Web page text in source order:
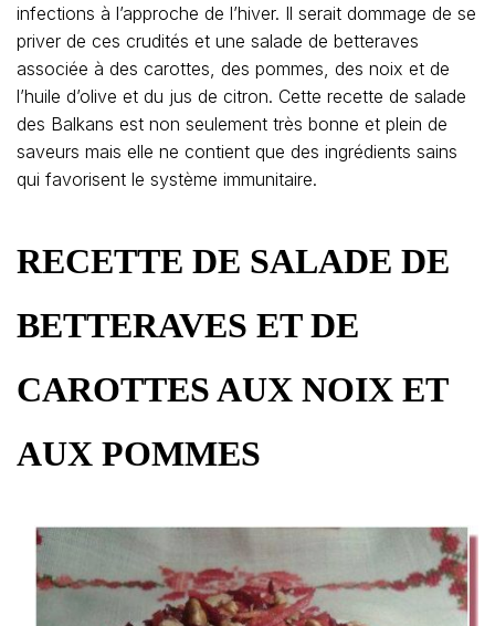
infections à l’approche de l’hiver. Il serait dommage de se
priver de ces crudités et une salade de betteraves
associée à des carottes, des pommes, des noix et de
l’huile d’olive et du jus de citron. Cette recette de salade
des Balkans est non seulement très bonne et plein de
saveurs mais elle ne contient que des ingrédients sains
qui favorisent le système immunitaire.
RECETTE DE SALADE DE
BETTERAVES ET DE
CAROTTES AUX NOIX ET
AUX POMMES